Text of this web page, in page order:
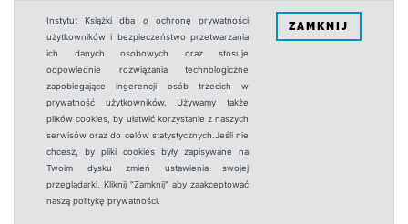
Instytut Książki dba o ochronę prywatności
użytkowników i bezpieczeństwo przetwarzania
ich danych osobowych oraz stosuje
odpowiednie rozwiązania technologiczne
zapobiegające ingerencji osób trzecich w
prywatność użytkowników. Używamy także
plików cookies, by ułatwić korzystanie z naszych
serwisów oraz do celów statystycznych.Jeśli nie
chcesz, by pliki cookies były zapisywane na
Twoim dysku zmień ustawienia swojej
przeglądarki. Kliknij "Zamknij" aby zaakceptować
naszą politykę prywatności.
ZAMKNIJ